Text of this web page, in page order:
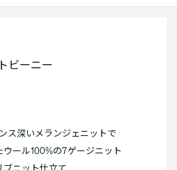
ビーニー
ス深いメランジェニットで
ウール100%の7ゲージニット
ブニット仕立て